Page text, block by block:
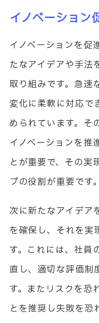
イノベーション
イノベーションを促
たなアイデアや手法
取り組みです。急速
変化に柔軟に対応で
められています。そ
イノベーションを推
とが重要で、その実
プの役割が重要です。
次に新たなアイデア
を確保し、それを実
す。これには、社員
直し、適切な評価制
す。またリスクを恐
とを推奨し失敗を恐